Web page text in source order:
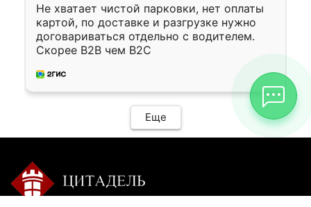
Не хватает чистой парковки, нет оплаты
картой, по доставке и разгрузке нужно
договариваться отдельно с водителем.
Скорее B2B чем B2C
Еще